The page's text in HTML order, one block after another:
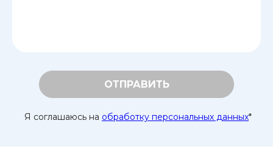
ОТПРАВИТЬ
Я соглашаюсь на обработку персональных данных*